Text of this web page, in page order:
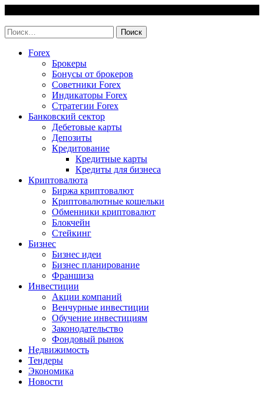
content
Найти:
Forex
Брокеры
Бонусы от брокеров
Советники Forex
Индикаторы Forex
Стратегии Forex
Банковский сектор
Дебетовые карты
Депозиты
Кредитование
Кредитные карты
Кредиты для бизнеса
Криптовалюта
Биржа криптовалют
Криптовалютные кошельки
Обменники криптовалют
Блокчейн
Стейкинг
Бизнес
Бизнес идеи
Бизнес планирование
Франшиза
Инвестиции
Акции компаний
Венчурные инвестиции
Обучение инвестициям
Законодательство
Фондовый рынок
Недвижимость
Тендеры
Экономика
Новости